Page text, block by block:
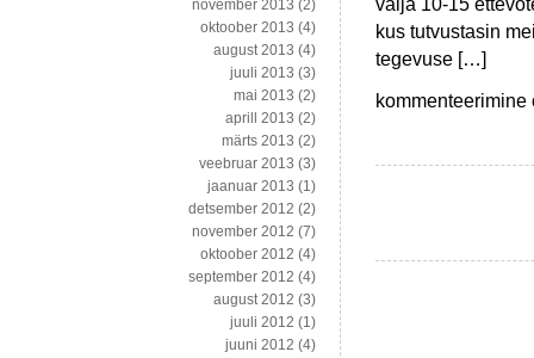
kus tutvustasin
tegevuse […]
130
aastas
november 2013 (2)
oktoober 2013 (4)
august 2013 (4)
juuli 2013 (3)
mai 2013 (2)
aprill 2013 (2)
märts 2013 (2)
veebruar 2013 (3)
jaanuar 2013 (1)
detsember 2012 (2)
november 2012 (7)
oktoober 2012 (4)
september 2012 (4)
august 2012 (3)
juuli 2012 (1)
juuni 2012 (4)